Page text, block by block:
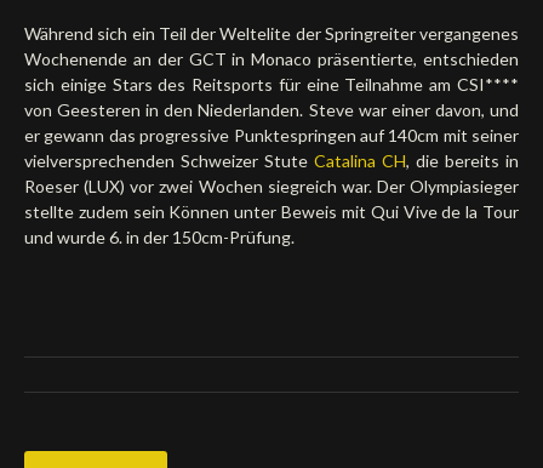
Während sich ein Teil der Weltelite der Springreiter vergangenes
Wochenende an der GCT in Monaco präsentierte, entschieden
sich einige Stars des Reitsports für eine Teilnahme am CSI****
von Geesteren in den Niederlanden. Steve war einer davon, und
er gewann das progressive Punktespringen auf 140cm mit seiner
vielversprechenden Schweizer Stute Catalina CH, die bereits in
Roeser (LUX) vor zwei Wochen siegreich war. Der Olympiasieger
stellte zudem sein Können unter Beweis mit Qui Vive de la Tour
und wurde 6. in der 150cm-Prüfung.